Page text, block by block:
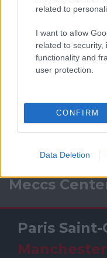
related to
I want to allow
related to security,
functionality and
user protection.
CONFIRM
Data Deletion
Meccs
Paris